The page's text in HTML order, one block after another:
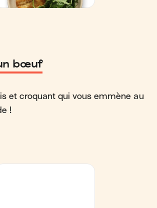
bœuf
et croquant qui vous emmène au
!